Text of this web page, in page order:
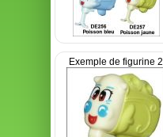
Exemple de figurine 2